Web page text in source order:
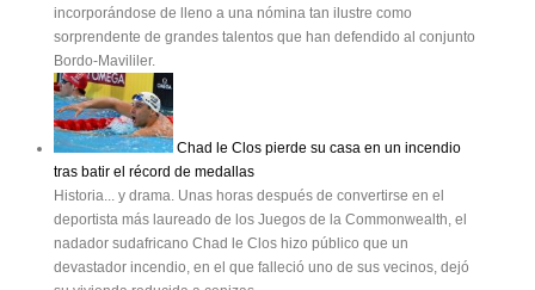
incorporándose de lleno a una nómina tan ilustre como
sorprendente de grandes talentos que han defendido al conjunto
Bordo-Mavililer.
Chad le Clos pierde su casa en un incendio
tras batir el récord de medallas
Historia... y drama. Unas horas después de convertirse en el
deportista más laureado de los Juegos de la Commonwealth, el
nadador sudafricano Chad le Clos hizo público que un
devastador incendio, en el que falleció uno de sus vecinos, dejó